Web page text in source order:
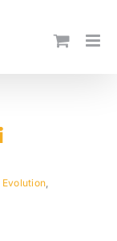
Evolution,